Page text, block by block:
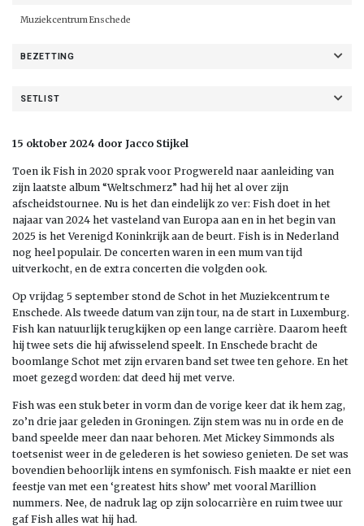
Muziekcentrum Enschede
BEZETTING
SETLIST
15 oktober 2024 door Jacco Stijkel
Toen ik Fish in 2020 sprak voor Progwereld naar aanleiding van
zijn laatste album “Weltschmerz” had hij het al over zijn
afscheidstournee. Nu is het dan eindelijk zo ver: Fish doet in het
najaar van 2024 het vasteland van Europa aan en in het begin van
2025 is het Verenigd Koninkrijk aan de beurt. Fish is in Nederland
nog heel populair. De concerten waren in een mum van tijd
uitverkocht, en de extra concerten die volgden ook.
Op vrijdag 5 september stond de Schot in het Muziekcentrum te
Enschede. Als tweede datum van zijn tour, na de start in Luxemburg.
Fish kan natuurlijk terugkijken op een lange carrière. Daarom heeft
hij twee sets die hij afwisselend speelt. In Enschede bracht de
boomlange Schot met zijn ervaren band set twee ten gehore. En het
moet gezegd worden: dat deed hij met verve.
Fish was een stuk beter in vorm dan de vorige keer dat ik hem zag,
zo’n drie jaar geleden in Groningen. Zijn stem was nu in orde en de
band speelde meer dan naar behoren. Met Mickey Simmonds als
toetsenist weer in de gelederen is het sowieso genieten. De set was
bovendien behoorlijk intens en symfonisch. Fish maakte er niet een
feestje van met een ‘greatest hits show’ met vooral Marillion
nummers. Nee, de nadruk lag op zijn solocarrière en ruim twee uur
gaf Fish alles wat hij had.